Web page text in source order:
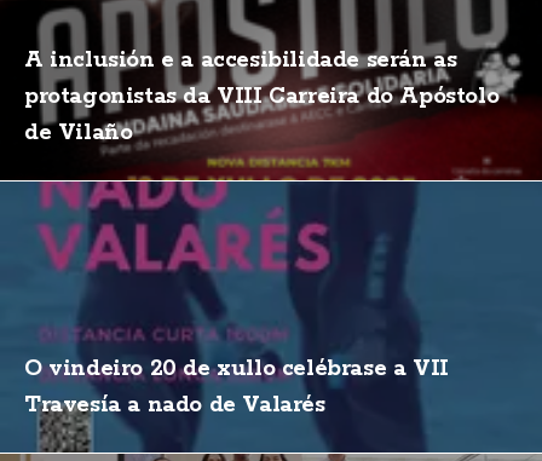
A inclusión e a accesibilidade serán as
protagonistas da VIII Carreira do Apóstolo
de Vilaño
O vindeiro 20 de xullo celébrase a VII
Travesía a nado de Valarés